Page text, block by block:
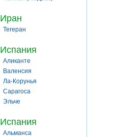
Иран
Тегеран
Испания
Аликанте
Валенсия
Ла-Корунья
Сарагоса
Эльче
Испания
Альманса